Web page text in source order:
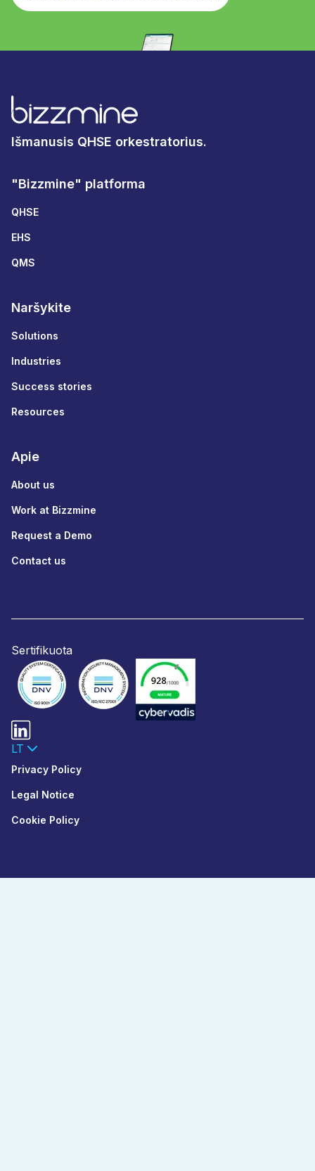
Išmanusis QHSE orkestratorius.
"Bizzmine" platforma
QHSE
EHS
QMS
Naršykite
Solutions
Industries
Success stories
Resources
Apie
About us
Work at Bizzmine
Request a Demo
Contact us
Sertifikuota
LT
Privacy Policy
Legal Notice
Cookie Policy